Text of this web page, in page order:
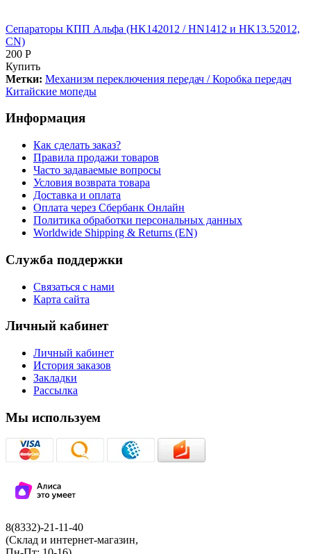
Сепараторы КПП Альфа (HK142012 / HN1412 и HK13.52012,
CN)
200 Р
Купить
Метки: Механизм переключения передач / Коробка передач
Китайские мопеды
Информация
Как сделать заказ?
Правила продажи товаров
Часто задаваемые вопросы
Условия возврата товара
Доставка и оплата
Оплата через Сбербанк Онлайн
Политика обработки персональных данных
Worldwide Shipping & Returns (EN)
Служба поддержки
Связаться с нами
Карта сайта
Личный кабинет
Личный кабинет
История заказов
Закладки
Рассылка
Мы используем
8(8332)-21-11-40
(Склад и интернет-магазин,